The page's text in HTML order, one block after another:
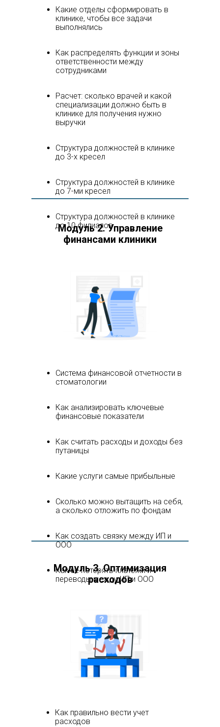
Модуль 2. Управление
финансами клиники
Система финансовой отчетности в
стоматологии
Как анализировать ключевые
финансовые показатели
Как считать расходы и доходы без
путаницы
Какие услуги самые прибыльные
Сколько можно вытащить на себя,
а сколько отложить по фондам
Как создать связку между ИП и
ООО
Как не потерять платежи и
переводы между ИП и ООО
Модуль 3. Оптимизация
расходов
Как правильно вести учет
расходов
Какие отделы сформировать в
клинике, чтобы все задачи
выполнялись
Как распределять функции и зоны
ответственности между
сотрудниками
Расчет: сколько врачей и какой
специализации должно быть в
клинике для получения нужно
выручки
Структура должностей в клинике
до 3-х кресел
Структура должностей в клинике
до 7-ми кресел
Структура должностей в клинике
до 10 филиалов